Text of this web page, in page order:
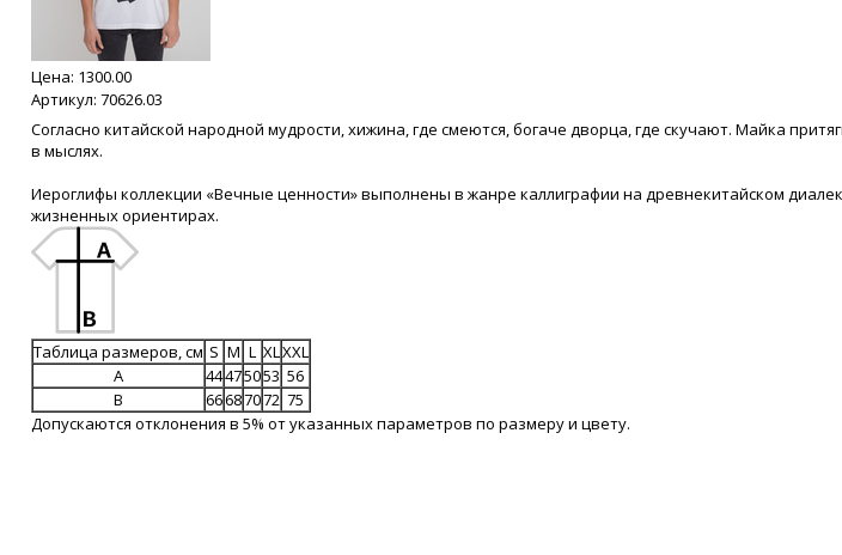
Цена: 1300.00
Артикул: 70626.03
Согласно китайской народной мудрости, хижина, где смеются, богаче дворца, где скучают. Майка
в мыслях.
Иероглифы коллекции «Вечные ценности» выполнены в жанре каллиграфии на древнекитайском
жизненных ориентирах.
Таблица размеров, см S M L XLXXL
A
44475053 56
B
66687072 75
Допускаются отклонения в 5% от указанных параметров по размеру и цвету.